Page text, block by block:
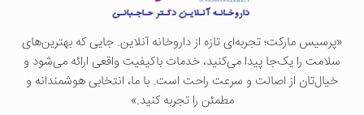
«پرسيس ماركت؛ تجربه‌ای تازه از داروخانه آنلاین. جایی که بهترین‌های
سلامت را یک‌جا پیدا می‌کنید، خدمات باکیفیت واقعی ارائه می‌شود و
خیال‌تان از اصالت و سرعت راحت است. با ما، انتخابی هوشمندانه و
مطمئن را تجربه کنید.»